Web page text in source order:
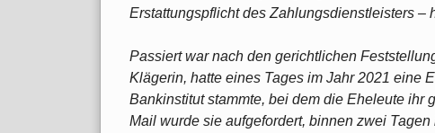
Erstattungspflicht des Zahlungsdienstleisters –
Passiert war nach den gerichtlichen
Klägerin, hatte eines Tages im Jahr 2021 eine
Bankinstitut stammte, bei dem die Eheleute ihr
Mail wurde sie aufgefordert, binnen zwei